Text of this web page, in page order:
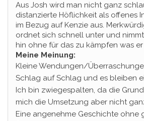
Aus Josh wird man nicht ganz
distanzierte Höflichkeit als offenes
im Bezug auf Kenzie aus.
ordnet sich schnell unter und
hin ohne für das zu kämpfen was er
Meine Meinung:
Kleine Wendungen/
Schlag auf Schlag und es bleiben
Ich bin zwiegespalten, da die
mich die Umsetzung aber nicht
Eine angenehme Geschichte ohne